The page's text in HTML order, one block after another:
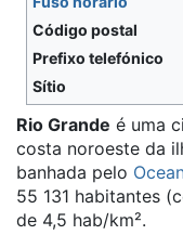
Código postal
Prefixo telefónico
Sítio
Rio Grande é uma
costa noroeste da
banhada pelo
55 131 habitantes
de 4,5 hab/km².